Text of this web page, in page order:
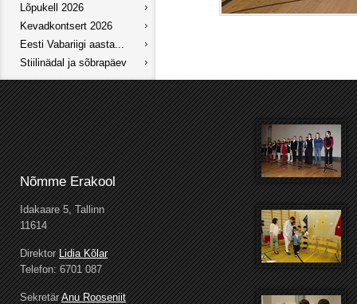
Lõpukell 2026
Kevadkontsert 2026
Eesti Vabariigi aasta...
Stiilinädal ja sõbrapäev
Nõmme Erakool
Idakaare 5, Tallinn
11614
DirektorLidia Kõlar
Telefon: 6701 087
SekretärAnu Rooseniit